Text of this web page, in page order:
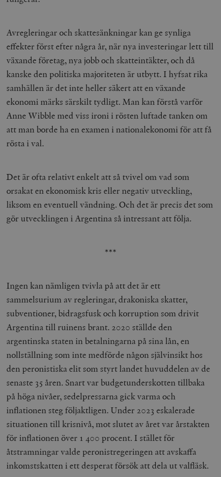
Avregleringar och skattesänkningar kan ge synliga
effekter först efter några år, när nya investeringar lett till
växande företag, nya jobb och skatteintäkter, och då
kanske den politiska majoriteten är utbytt. I hyfsat rika
samhällen är det inte heller säkert att en växande
ekonomi märks särskilt tydligt. Man kan förstå varför
Anne Wibble med viss ironi i rösten luftade tanken om
att man borde ha en examen i nationalekonomi för att få
rösta i val.
Det är ofta relativt enkelt att så tvivel om vad som
orsakat en ekonomisk kris eller negativ utveckling,
liksom en eventuell vändning. Och det är precis det som
gör utvecklingen i Argentina så intressant att följa.
***
Ingen kan nämligen tvivla på att det är ett
sammelsurium av regleringar, drakoniska skatter,
subventioner, bidragsfusk och korruption som drivit
Argentina till ruinens brant. 2020 ställde den
argentinska staten in betalningarna på sina lån, en
nollställning som inte medförde någon självinsikt hos
den peronistiska elit som styrt landet huvuddelen av de
senaste 35 åren. Snart var budgetunderskotten tillbaka
på höga nivåer, sedelpressarna gick varma och
inflationen steg följaktligen. Under 2023 eskalerade
situationen till krisnivå, mot slutet av året var årstakten
för inflationen över 1 400 procent. I stället för
åtstramningar valde peronistregeringen att avskaffa
inkomstskatten i ett desperat försök att dela ut valfläsk.